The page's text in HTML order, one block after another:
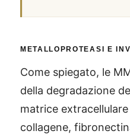
METALLOPROTEASI E
Come spiegato, le
della degradazione
matrice
collagene,